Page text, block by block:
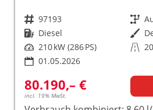
Fahrzeugnr. 97193 Getriebe
Kraftstoff Diesel Außenfarbe
Leistung 210 kW (286 PS) Kilometerstand
01.05.2026
80.190,– €
incl. 19% MwSt.